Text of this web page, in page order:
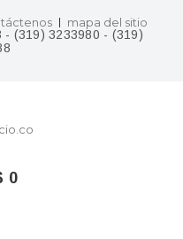
mapa del sitio
- (319) 3233980 - (319)
0